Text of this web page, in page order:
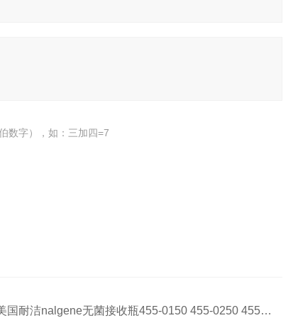
数字），如：三加四=7
国耐洁nalgene无菌接收瓶455-0150 455-0250 455-0500 455-100